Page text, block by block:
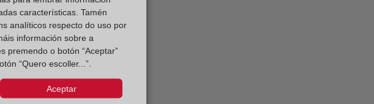
características. Tamén
analíticos respecto do uso por
información sobre a
premendo o botón “Aceptar”
“Quero escoller...”.
Aceptar